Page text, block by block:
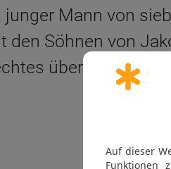
junger Mann von
den Söhnen von
über seine
© Genfer